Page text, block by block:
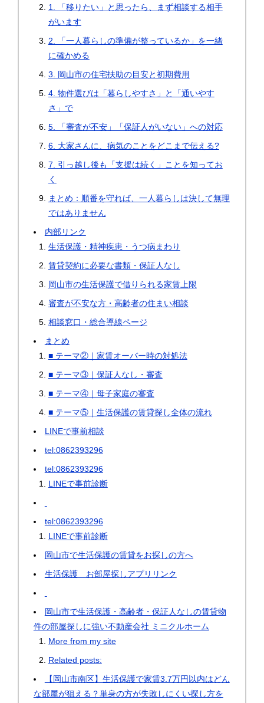
1. 「移りたい」と思ったら、まず相談する相手
がいます
2. 「一人暮らしの準備が整っているか」を一緒
に確かめる
3. 岡山市の住宅扶助の目安と初期費用
4. 物件選びは「暮らしやすさ」と「通いやす
さ」で
5. 「審査が不安」「保証人がいない」への対応
6. 大家さんに、病気のことをどこまで伝える?
7. 引っ越し後も「支援は続く」ことを知ってお
く
まとめ：順番を守れば、一人暮らしは決して無理
ではありません
内部リンク
生活保護・精神疾患・うつ病まわり
賃貸契約に必要な書類・保証人なし
岡山市の生活保護で借りられる家賃上限
審査が不安な方・高齢者の住まい相談
相談窓口・総合導線ページ
まとめ
■ テーマ②｜家賃オーバー時の対処法
■ テーマ③｜保証人なし・審査
■ テーマ④｜母子家庭の審査
■ テーマ⑤｜生活保護の賃貸探し全体の流れ
LINEで事前相談
tel:0862393296
tel:0862393296
LINEで事前診断
tel:0862393296
LINEで事前診断
岡山市で生活保護の賃貸をお探しの方へ
生活保護 お部屋探しアプリリンク
岡山市で生活保護・高齢者・保証人なしの賃貸物
件の部屋探しに強い不動産会社 ミニクルホーム
More from my site
Related posts:
【岡山市南区】生活保護で家賃3.7万円以内はどん
な部屋が狙える？単身の方が失敗しにくい探し方を